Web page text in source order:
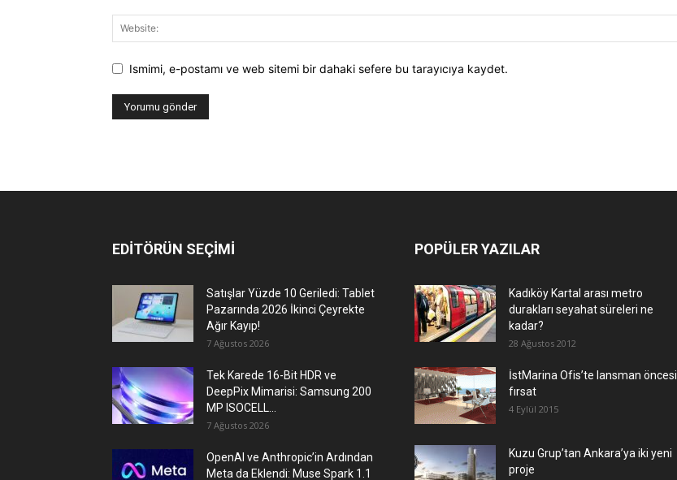
Ismimi, e-postamı ve web sitemi bir dahaki sefere bu tarayıcıya kaydet.
EDİTÖRÜN SEÇİMİ
Satışlar Yüzde 10 Geriledi: Tablet
Pazarında 2026 İkinci Çeyrekte
Ağır Kayıp!
7 Ağustos 2026
Tek Karede 16-Bit HDR ve
DeepPix Mimarisi: Samsung 200
MP ISOCELL...
7 Ağustos 2026
OpenAI ve Anthropic’in Ardından
Meta da Eklendi: Muse Spark 1.1
POPÜLER YAZILAR
Kadıköy Kartal arası metro
durakları seyahat süreleri ne
kadar?
28 Ağustos 2012
İstMarina Ofis’te lansman öncesi
fırsat
4 Eylül 2015
​Kuzu Grup’tan Ankara’ya iki yeni
proje